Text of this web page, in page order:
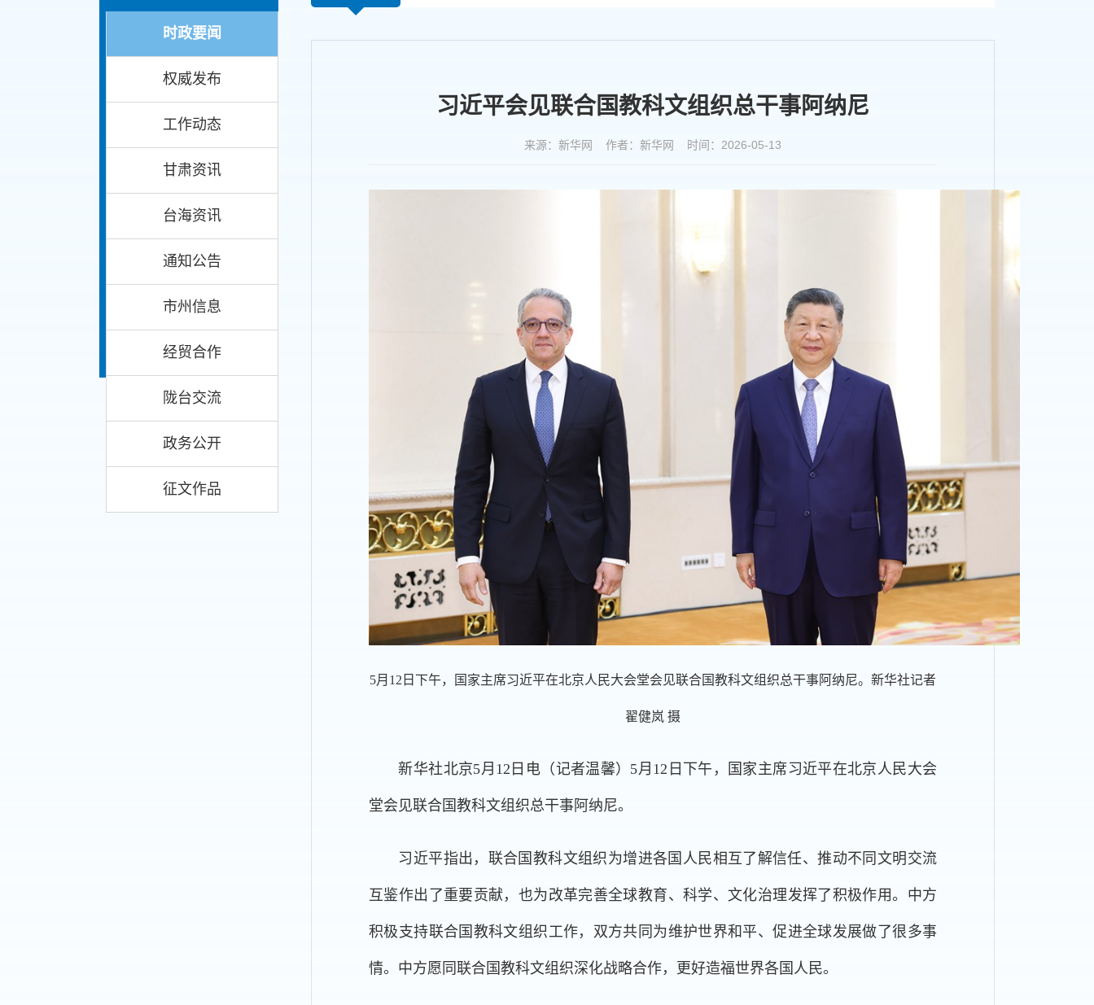
时政要闻
权威发布
工作动态
甘肃资讯
台海资讯
通知公告
市州信息
经贸合作
陇台交流
政务公开
征文作品
习近平会见联合国教科文组织总干事阿纳尼
来源：新华网 作者：新华网 时间：2026-05-13
5月12日下午，国家主席习近平在北京人民大会堂会见联合国教科文组织总干事阿纳尼。新华社记者
翟健岚 摄
新华社北京5月12日电（记者温馨）5月12日下午，国家主席习近平在北京人民大会
堂会见联合国教科文组织总干事阿纳尼。
习近平指出，联合国教科文组织为增进各国人民相互了解信任、推动不同文明交流
互鉴作出了重要贡献，也为改革完善全球教育、科学、文化治理发挥了积极作用。中方
积极支持联合国教科文组织工作，双方共同为维护世界和平、促进全球发展做了很多事
情。中方愿同联合国教科文组织深化战略合作，更好造福世界各国人民。